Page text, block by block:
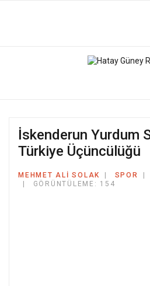
İskenderun Yurdum
Türkiye Üçüncülüğü
MEHMET ALI SOLAK SPOR
GÖRÜNTÜLEME: 154